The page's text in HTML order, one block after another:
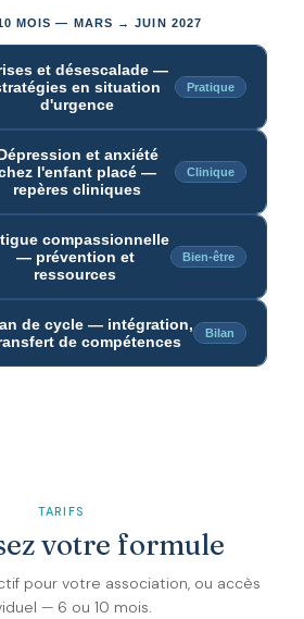
MOIS — MARS → JUIN 2027
et désescalade —
en situation
d'urgence
Pratique
et anxiété
l'enfant placé —
repères cliniques
Clinique
compassionnelle
— prévention et
ressources
Bien-être
de cycle — intégration,
de compétences
Bilan
TARIFS
votre formule
pour votre association, ou accès
— 6 ou 10 mois.